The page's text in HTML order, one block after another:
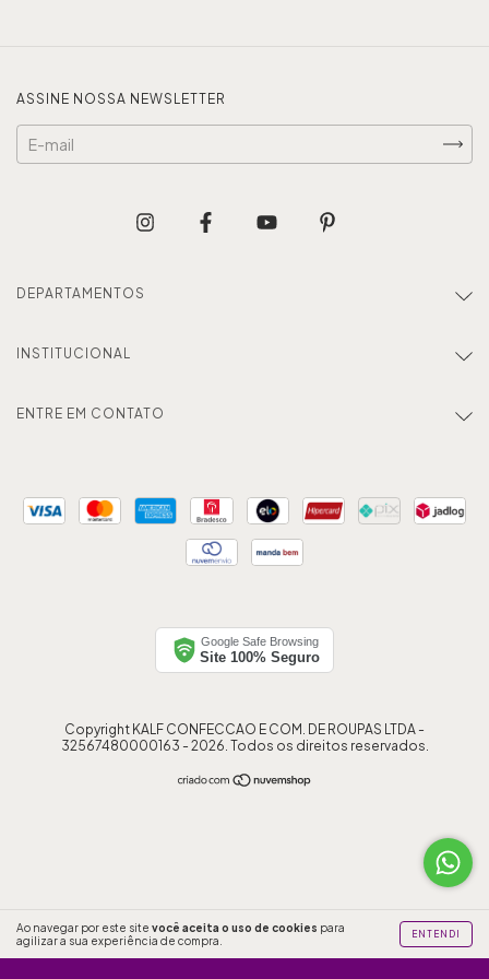
Ao navegar por este site você aceita o uso de cookies para
agilizar a sua experiência de compra.
ENTENDI
ASSINE NOSSA NEWSLETTER
DEPARTAMENTOS
INSTITUCIONAL
ENTRE EM CONTATO
Google Safe Browsing
Site 100% Seguro
Copyright KALF CONFECCAO E COM. DE ROUPAS LTDA -
32567480000163 - 2026. Todos os direitos reservados.
css .home-category-image { width: 100px !important; height: 100px
!important; } .user-content, .user-content * { background-color: